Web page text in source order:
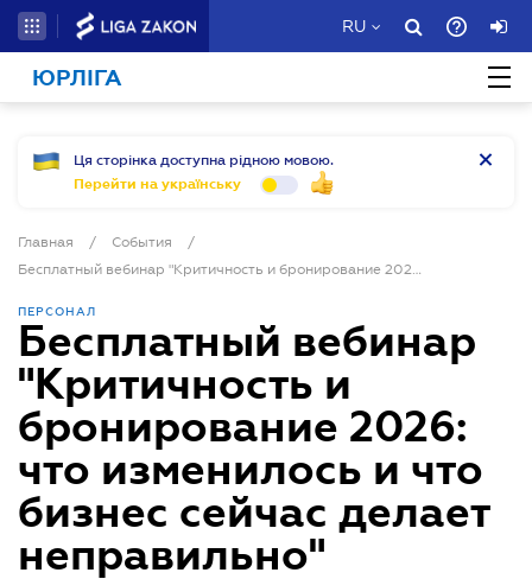
RU
ЮРЛІГА
Ця сторінка доступна рідною мовою.
Перейти на українську
Главная / События
/
Бесплатный вебинар "Критичность и бронирование 2026: что изменилось и что бизнес сейчас делает неправильно"
ПЕРСОНАЛ
Бесплатный вебинар
"Критичность и
бронирование 2026:
что изменилось и что
бизнес сейчас делает
неправильно"